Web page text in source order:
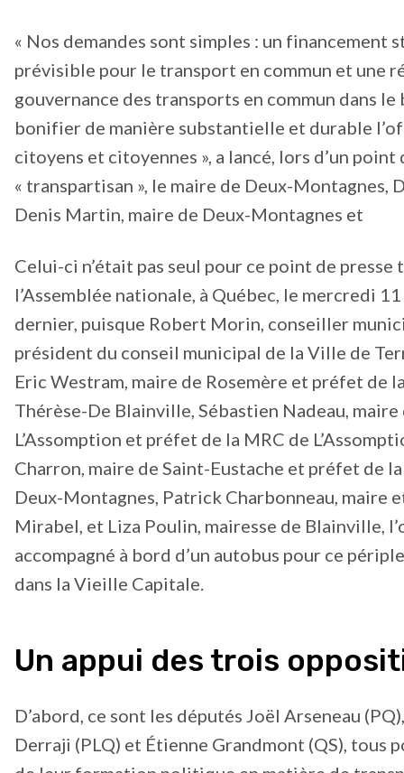
« Nos demandes sont simples : un financement
prévisible pour le transport en commun et une
gouvernance des transports en commun dans le
bonifier de manière substantielle et durable
citoyens et citoyennes », a lancé, lors d’un point
« transpartisan », le maire de Deux-Montagnes,
Denis Martin, maire de Deux-Montagnes et
Celui-ci n’était pas seul pour ce point de presse
l’Assemblée nationale, à Québec, le mercredi
dernier, puisque Robert Morin, conseiller
président du conseil municipal de la Ville de
Eric Westram, maire de Rosemère et préfet de
Thérèse-De Blainville, Sébastien Nadeau, maire
L’Assomption et préfet de la MRC de
Charron, maire de Saint-Eustache et préfet de
Deux-Montagnes, Patrick Charbonneau, maire
Mirabel, et Liza Poulin, mairesse de Blainville,
accompagné à bord d’un autobus pour ce
dans la Vieille Capitale.
Un appui des trois
D’abord, ce sont les députés Joël Arseneau
Derraji (PLQ) et Étienne Grandmont (QS), tous